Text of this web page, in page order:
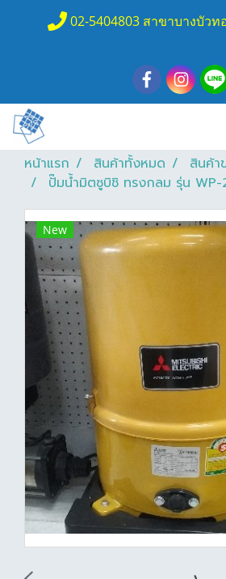
02-5404803 สาขาบางบัวท
หน้าแรก สินค้าทั้งหมด
สินค้า
ปั๊มน้ำมิตซูบิชิ ทรงกลม รุ่น WP-
New